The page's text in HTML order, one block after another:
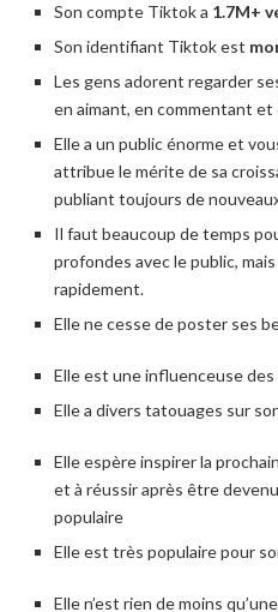
Son compte Tiktok a 1.7M+
Son identifiant Tiktok est
Les gens adorent regarder
en aimant, en commentant
Elle a un public énorme et
attribue le mérite de sa
publiant toujours de
Il faut beaucoup de temps
profondes avec le public,
rapidement.
Elle ne cesse de poster ses
Elle est une influenceuse des
Elle a divers tatouages ​​sur
Elle espère inspirer la
et à réussir après être
populaire
Elle est très populaire pour
Elle n’est rien de moins